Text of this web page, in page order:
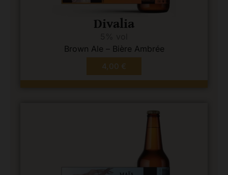
Divalia
Brown Ale – Bière Ambrée
4,00 €